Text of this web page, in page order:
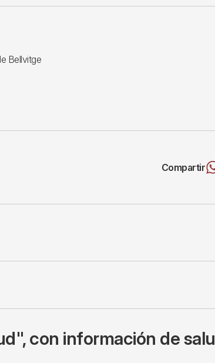
Bellvitge
Compartir
con información de